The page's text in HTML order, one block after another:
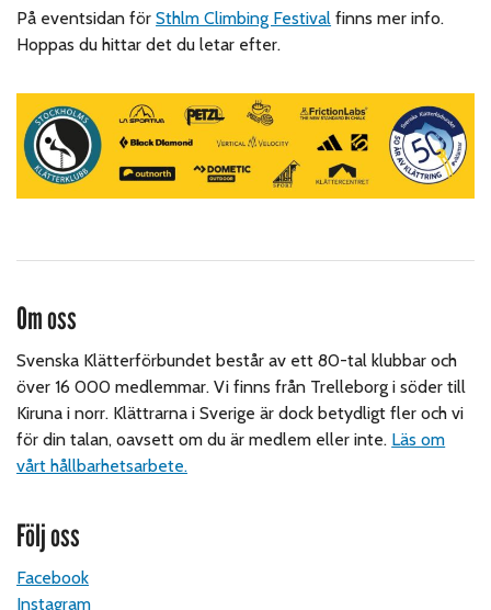
På eventsidan förSthlm Climbing Festival finns mer info.
Hoppas du hittar det du letar efter.
Om oss
Svenska Klätterförbundet består av ett 80-tal klubbar och
över 16 000 medlemmar. Vi finns från Trelleborg i söder till
Kiruna i norr. Klättrarna i Sverige är dock betydligt fler och vi
för din talan, oavsett om du är medlem eller inte. Läs om
vårt hållbarhetsarbete.
Följ oss
Facebook
Instagram